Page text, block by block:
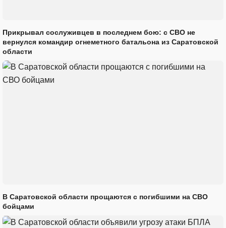
Прикрывал сослуживцев в последнем бою: с СВО не
вернулся командир огнеметного батальона из Саратовской
области
В Саратовской области прощаются с погибшими на СВО
бойцами